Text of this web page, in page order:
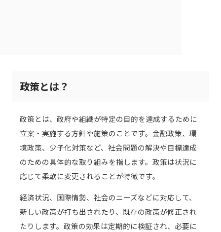
政策とは？
政策とは、政府や組織が特定の目的を達成するために
立案・実施する方針や施策のことです。金融政策、環
境政策、少子化対策など、社会問題の解決や目標達成
のための具体的な取り組みを指します。政策は状況に
応じて柔軟に変更されることが特徴です。
経済状況、国際情勢、社会のニーズなどに対応して、
新しい政策が打ち出されたり、既存の政策が修正され
たりします。政策の効果は定期的に検証され、必要に